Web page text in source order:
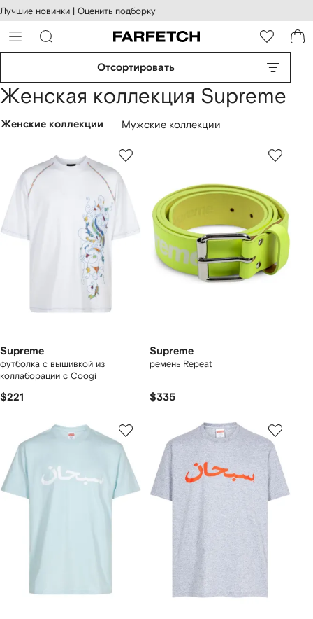
к
Лучшие новинки | Оценить подборку
Отсортировать
Женская коллекция Supreme
Женские коллекции Мужские коллекции
Supreme
футболка с вышивкой из
коллаборации с Coogi
$221
Supreme
ремень Repeat
$335